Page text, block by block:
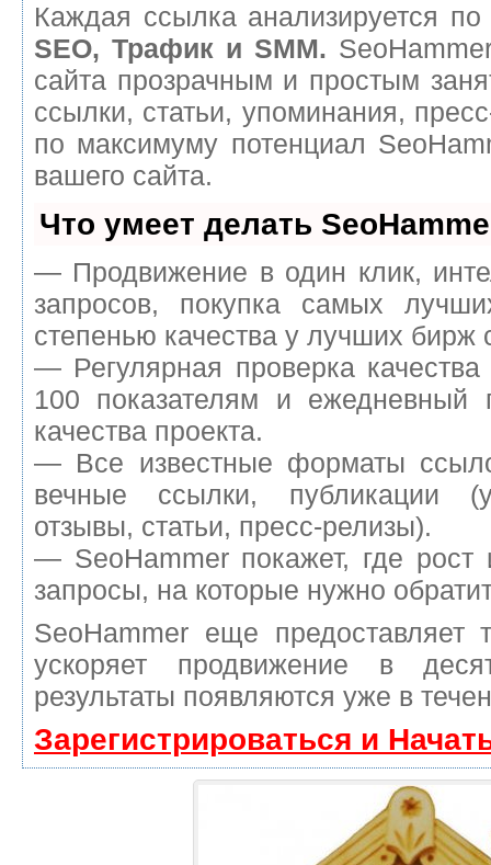
Каждая ссылка анализируется
SEO, Трафик и SMM.
сайта прозрачным и простым
ссылки, статьи, упоминания,
по максимуму потенциал
вашего сайта.
Что умеет делать
— Продвижение в один клик,
запросов, покупка самых
степенью качества у лучших бирж
— Регулярная проверка
100 показателям и ежедневный
качества проекта.
— Все известные форматы
вечные ссылки, публикации
отзывы, статьи, пресс-релизы).
— SeoHammer покажет, где
запросы, на которые нужно
SeoHammer еще предоставляет
ускоряет продвижение в
результаты появляются уже в
Зарегистрироваться и